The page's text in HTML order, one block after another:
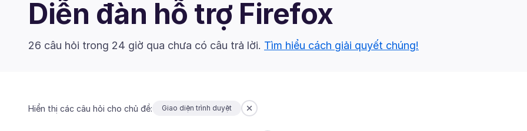
Diễn đàn hỗ trợ Firefox
26 câu hỏi trong 24 giờ qua chưa có câu trả lời. Tìm hiểu cách giải quyết chúng!
Hiển thị các câu hỏi cho chủ đề: Giao diện trình duyệt